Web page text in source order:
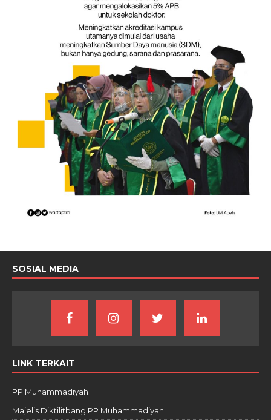
SOSIAL MEDIA
LINK TERKAIT
PP Muhammadiyah
Majelis Diktilitbang PP Muhammadiyah